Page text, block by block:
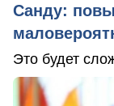
Санду:
Это будет